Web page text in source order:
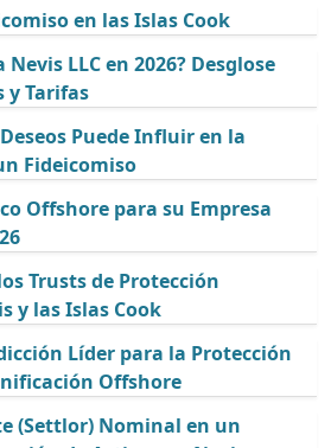
en las Islas Cook
LLC en 2026? Desglose
y Tarifas
Puede Influir en la
Fideicomiso
Offshore para su Empresa
Trusts de Protección
y las Islas Cook
Líder para la Protección
Offshore
(Settlor) Nominal en un